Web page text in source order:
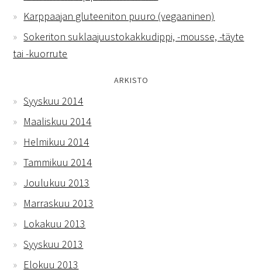
Karppaajan gluteeniton puuro (vegaaninen)
Sokeriton suklaajuustokakkudippi, -mousse, -täyte
tai -kuorrute
ARKISTO
Syyskuu 2014
Maaliskuu 2014
Helmikuu 2014
Tammikuu 2014
Joulukuu 2013
Marraskuu 2013
Lokakuu 2013
Syyskuu 2013
Elokuu 2013